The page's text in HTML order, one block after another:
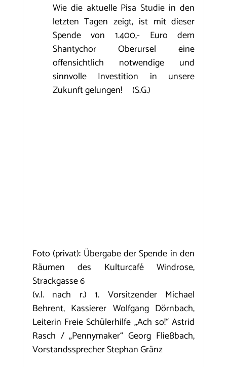
Wie die aktuelle Pisa Studie in den
letzten Tagen zeigt, ist mit dieser
Spende von 1.400,- Euro dem
Shantychor Oberursel eine
offensichtlich notwendige und
sinnvolle Investition in unsere
Zukunft gelungen!     (S.G.)
Foto (privat): Übergabe der Spende in den
Räumen des Kulturcafé Windrose,
Strackgasse 6
(v.l. nach r.) 1. Vorsitzender Michael
Behrent, Kassierer Wolfgang Dörnbach,
Leiterin Freie Schülerhilfe „Ach so!“ Astrid
Rasch / „Pennymaker“ Georg Fließbach,
Vorstandssprecher Stephan Gränz